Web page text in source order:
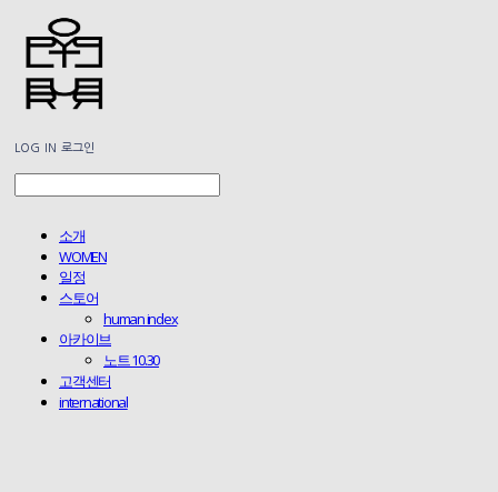
LOG IN 로그인
소개
WOMEN
일정
스토어
human index
아카이브
노트 10.30
고객센터
international